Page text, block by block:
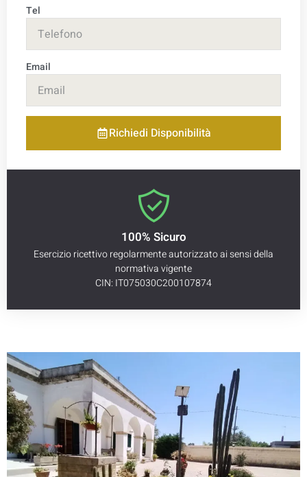
Tel
Email
Richiedi Disponibilità
100% Sicuro
Esercizio ricettivo regolarmente autorizzato ai sensi della
normativa vigente
CIN: IT075030C200107874